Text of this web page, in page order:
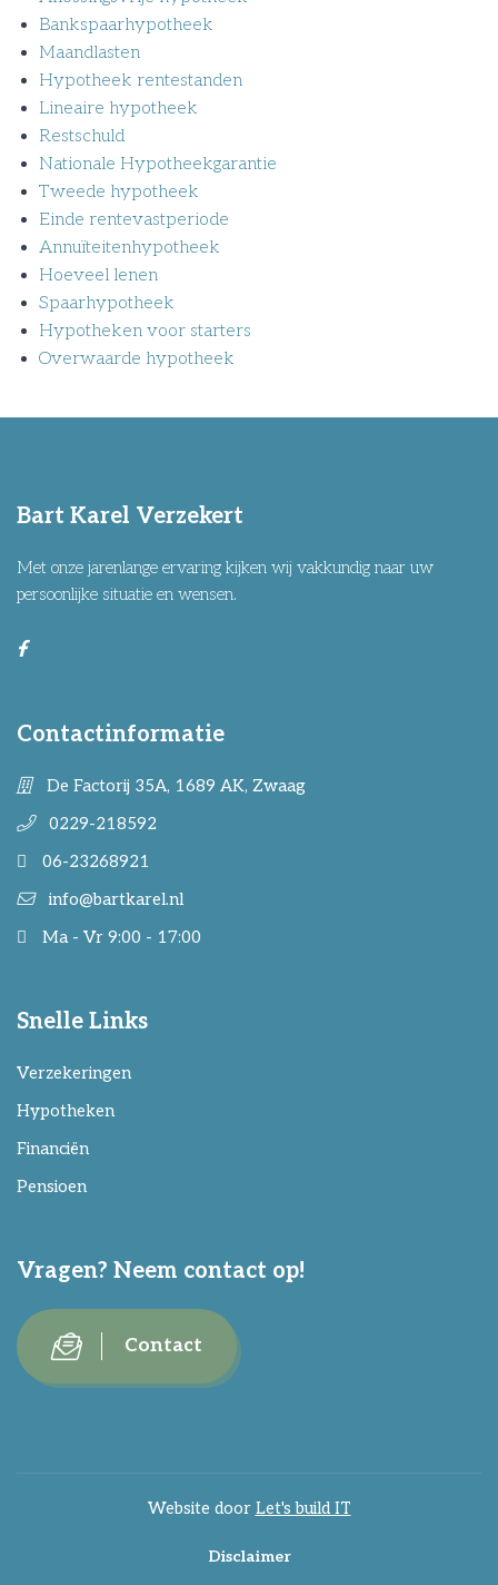
Bankspaarhypotheek
Maandlasten
Hypotheek rentestanden
Lineaire hypotheek
Restschuld
Nationale Hypotheekgarantie
Tweede hypotheek
Einde rentevastperiode
Annuïteitenhypotheek
Hoeveel lenen
Spaarhypotheek
Hypotheken voor starters
Overwaarde hypotheek
Bart Karel Verzekert
Met onze jarenlange ervaring kijken wij vakkundig naar uw
persoonlijke situatie en wensen.
Contactinformatie
De Factorij 35A, 1689 AK, Zwaag
0229-218592
06-23268921
info@bartkarel.nl
Ma - Vr 9:00 - 17:00
Snelle Links
Verzekeringen
Hypotheken
Financiën
Pensioen
Vragen? Neem contact op!
Contact
Website door Let's build IT
Disclaimer